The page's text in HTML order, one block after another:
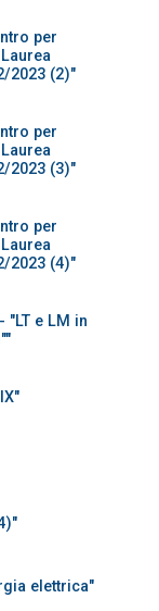
per
2023 (2)"
per
2023 (3)"
per
2023 (4)"
e LM in
elettrica"